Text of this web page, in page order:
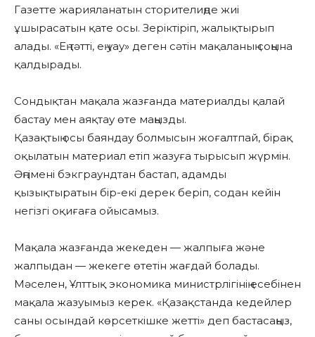
Газетте жарияланатын сторителиңде жиі
ұшырасатын қате осы. Зеріктіріп, жалықтырып
алады. «Ең тәтті, ең уау» деген сәтін мақаланың соңына
қалдырады.
Сондықтан мақала жазғанда материалды қалай
бастау мен аяқтау өте маңызды.
Қазақтың осы баяндау болмысын жоғалтпай, бірақ
оқылатын материал етіп жазуға тырысып жүрмін.
Әңгімені бэкграундтан бастап, адамды
қызықтыратын бір-екі дерек беріп, содан кейін
негізгі оқиғаға ойысамыз.
Мақала жазғанда жекеден — жалпыға және
жалпыдан — жекеге өтетін жағдай болады.
Мәселен, Ұлттық экономика министрлігінің есебінен
мақала жазуымыз керек. «Қазақстанда кедейлер
саны осындай көрсеткішке жетті» деп бастасаңыз,